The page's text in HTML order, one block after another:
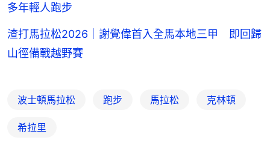
多年輕人跑步
渣打馬拉松2026｜謝覺偉首入全馬本地三甲 即回歸
山徑備戰越野賽
波士頓馬拉松 跑步 馬拉松 克林頓
希拉里